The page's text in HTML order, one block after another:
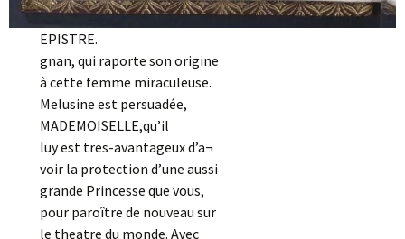
EPISTRE.
gnan, qui raporte son origine
à cette femme miraculeuse.
Melusine est persuadée,
MADEMOISELLE,qu’il
luy est tres-avantageux d’a¬
voir la protection d’une aussi
grande Princesse que vous,
pour paroître de nouveau sur
le theatre du monde. Avec